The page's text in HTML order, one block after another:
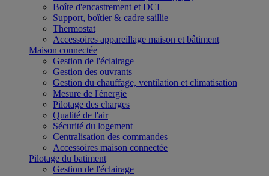
Boîte d'encastrement et DCL
Support, boîtier & cadre saillie
Thermostat
Accessoires appareillage maison et bâtiment
Maison connectée
Gestion de l'éclairage
Gestion des ouvrants
Gestion du chauffage, ventilation et climatisation
Mesure de l'énergie
Pilotage des charges
Qualité de l'air
Sécurité du logement
Centralisation des commandes
Accessoires maison connectée
Pilotage du batiment
Gestion de l'éclairage